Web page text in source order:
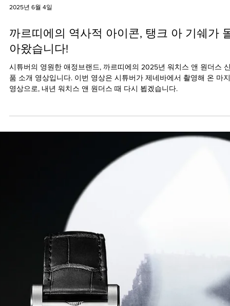
2025년 6월 16일
더 확장된 아름다움으로 재탄생한 탱크 루이
까르띠에 오토매틱